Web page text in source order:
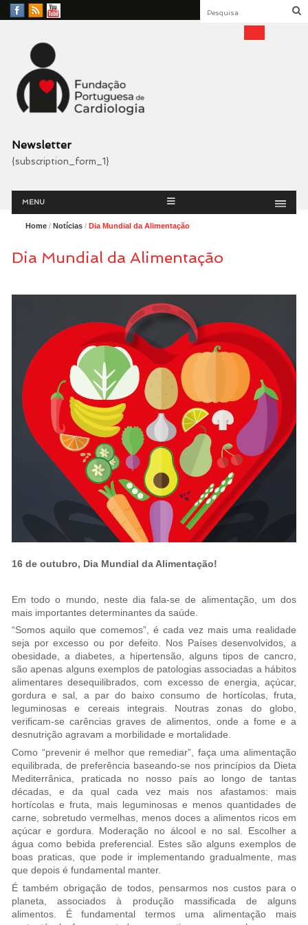
Facebook
RSS
YouTube
Fundação Portuguesa
Cardiologia
Newsletter
{subscription_form_1}
Menu
MENU
Home/ Notícias/ Dia Mundial da Alimentação
Dia Mundial da Alimentação
16 de outubro, Dia Mundial da Alimentação!
Em todo o mundo, neste dia fala-se de alimentação, um dos
mais importantes determinantes da saúde.
“Somos aquilo que comemos”, é cada vez mais uma realidade
seja por excesso ou por defeito. Nos Países desenvolvidos, a
obesidade, a diabetes, a hipertensão, alguns tipos de cancro,
são apenas alguns exemplos de patologias associadas a hábitos
alimentares desequilibrados, com excesso de energia, açúcar,
gordura e sal, a par do baixo consumo de hortícolas, fruta,
leguminosas e cereais integrais. Noutras zonas do globo,
verificam-se carências graves de alimentos, onde a fome e a
desnutrição agravam a morbilidade e mortalidade.
Como “prevenir é melhor que remediar”, faça uma alimentação
equilibrada, de preferência baseando-se nos princípios da Dieta
Mediterrânica, praticada no nosso país ao longo de tantas
décadas, e da qual cada vez mais nos afastamos: mais
hortícolas e fruta, mais leguminosas e menos quantidades de
carne, sobretudo vermelhas, menos doces a alimentos ricos em
açúcar e gordura. Moderação no álcool e no sal. Escolher a
água como bebida preferencial. Estes são alguns exemplos de
boas praticas, que pode ir implementando gradualmente, mas
que depois é fundamental manter.
É também obrigação de todos, pensarmos nos custos para o
planeta, associados à produção massificada de alguns
alimentos. É fundamental termos uma alimentação mais